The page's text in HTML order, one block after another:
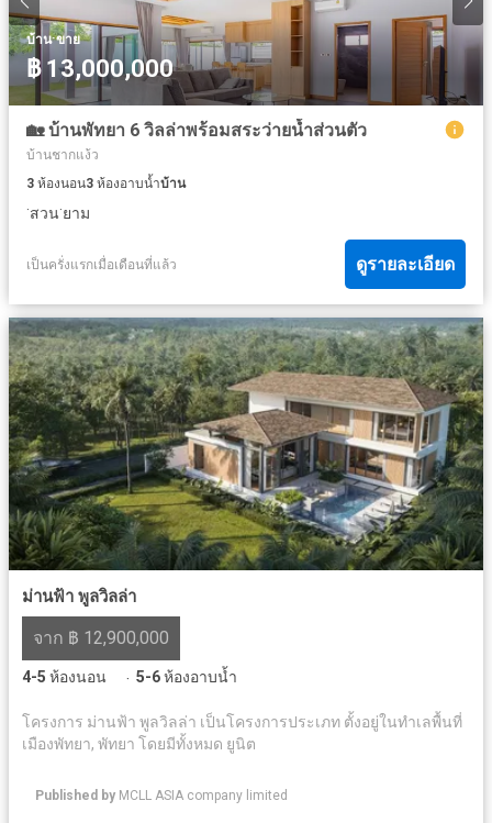
บ้าน·ขาย
฿ 13,000,000
🏡 บ้านพัทยา 6 วิลล่าพร้อมสระว่ายน้ำส่วนตัว
บ้านชากแง้ว
3 ห้องนอน3 ห้องอาบน้ำบ้าน
·สวน·ยาม
เป็นครั่งแรกเมื่อเดือนที่แล้ว ดูรายละเอียด
ม่านฟ้า พูลวิลล่า
จาก ฿ 12,900,000
4-5 ห้องนอน · 5-6ห้องอาบน้ำ
โครงการ ม่านฟ้า พูลวิลล่า เป็นโครงการประเภท ตั้งอยู่ในทำเลพื้นที่
เมืองพัทยา, พัทยา โดยมีทั้งหมด ยูนิต
Published by MCLL ASIA company limited